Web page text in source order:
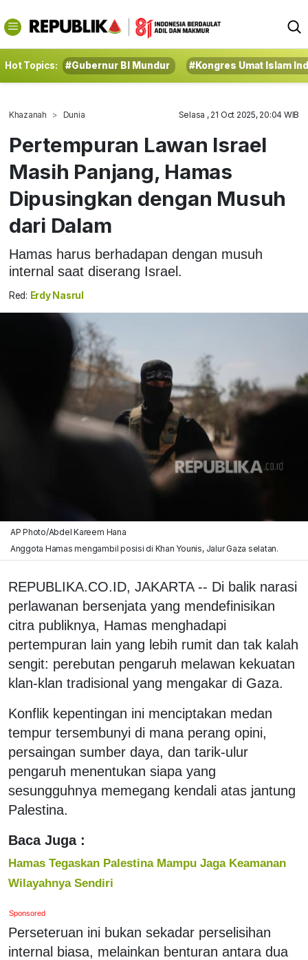
Hot Topics: #Gubernur BI Mundur #Kongres Umat Islam
Khazanah Dunia Selasa , 21 Oct 2025, 20:04 WIB
Pertempuran Lawan Israel
Masih Panjang, Hamas
Dipusingkan dengan Musuh
dari Dalam
Hamas harus berhadapan dengan musuh
internal saat diserang Israel.
Red: Erdy Nasrul
AP Photo/Abdel Kareem Hana
Anggota Hamas mengambil posisi di Khan Younis, Jalur Gaza selatan.
REPUBLIKA.CO.ID, JAKARTA -- Di balik narasi
perlawanan bersenjata yang mendefinisikan
citra publiknya, Hamas menghadapi
pertempuran lain yang lebih rumit dan tak kalah
sengit: perebutan pengaruh melawan kekuatan
klan-klan tradisional yang mengakar di Gaza.
Konflik kepentingan ini menciptakan medan
tempur tersembunyi di mana perang opini,
persaingan sumber daya, dan tarik-ulur
pengaruh menentukan siapa yang
sesungguhnya memegang kendali atas jantung
Palestina.
Baca Juga :
Hamas Tegaskan Palestina Mampu Jaga Keamanan
Wilayahnya Sendiri
Sponsored
Perseteruan ini bukan sekadar perselisihan
internal biasa, melainkan benturan antara dua